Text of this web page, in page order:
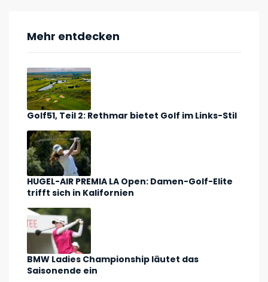
Mehr entdecken
Golf51, Teil 2: Rethmar bietet Golf im Links-Stil
HUGEL-AIR PREMIA LA Open: Damen-Golf-Elite
trifft sich in Kalifornien
BMW Ladies Championship läutet das
Saisonende ein